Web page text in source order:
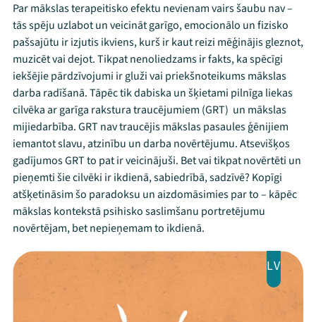
Par mākslas terapeitisko efektu nevienam vairs šaubu nav –
tās spēju uzlabot un veicināt garīgo, emocionālo un fizisko
pašsajūtu ir izjutis ikviens, kurš ir kaut reizi mēģinājis gleznot,
muzicēt vai dejot. Tikpat nenoliedzams ir fakts, ka spēcīgi
iekšējie pārdzīvojumi ir gluži vai priekšnoteikums mākslas
darba radīšanā. Tāpēc tik dabiska un šķietami pilnīga liekas
cilvēka ar garīga rakstura traucējumiem (GRT) un mākslas
mijiedarbība. GRT nav traucējis mākslas pasaules ģēnijiem
iemantot slavu, atzinību un darba novērtējumu. Atsevišķos
gadījumos GRT to pat ir veicinājuši. Bet vai tikpat novērtēti un
pieņemti šie cilvēki ir ikdienā, sabiedrībā, sadzīvē? Kopīgi
atšķetināsim šo paradoksu un aizdomāsimies par to – kāpēc
mākslas kontekstā psihisko saslimšanu portretējumu
novērtējam, bet nepieņemam to ikdienā.
LV